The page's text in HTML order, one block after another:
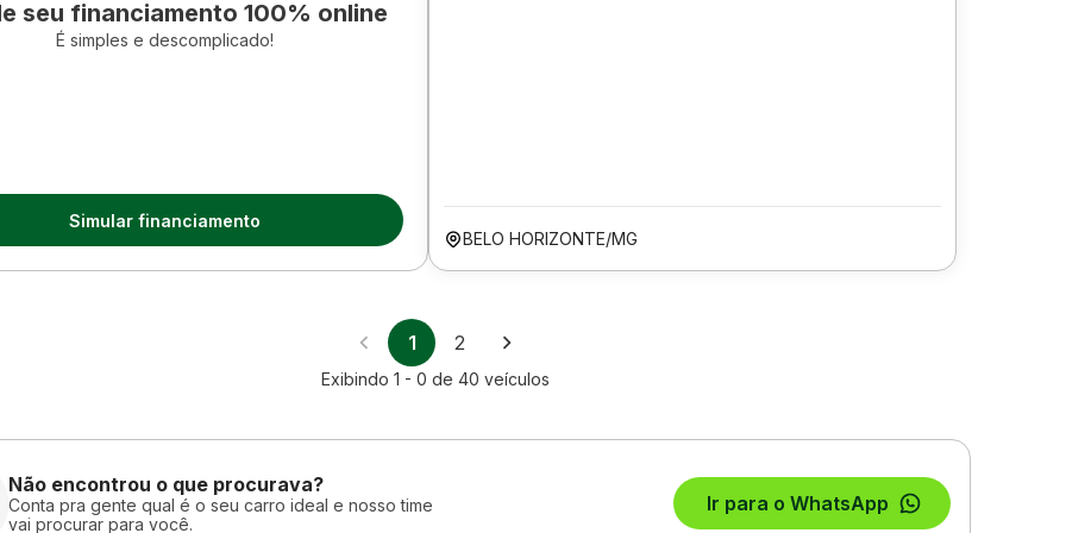
seu financiamento 100% online
É simples e descomplicado!
Simular financiamento
BELO HORIZONTE/MG
1 2
Exibindo 1 - 0 de 40 veículos
Não encontrou o que procurava?
Conta pra gente qual é o seu carro ideal e nosso time
vai procurar para você.
Ir para o WhatsApp